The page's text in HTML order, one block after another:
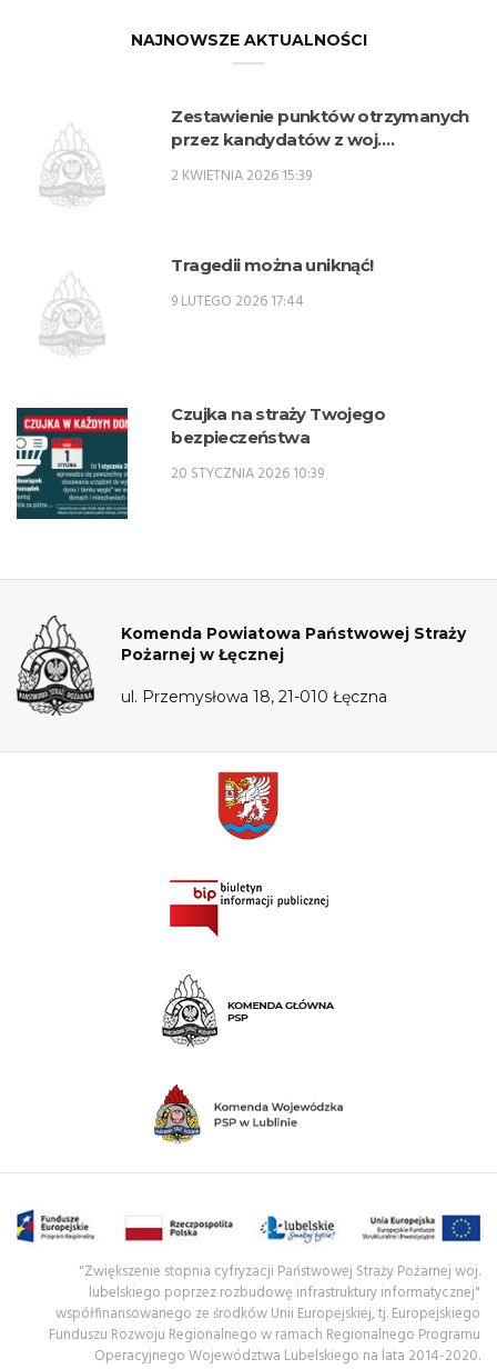
NAJNOWSZE AKTUALNOŚCI
Zestawienie punktów otrzymanych
przez kandydatów z woj.
przeszkolenie zawodowe
r. – SPO
2 KWIETNIA 2026 15:39
Tragedii można uniknąć!
9 LUTEGO 2026 17:44
Czujka na straży Twojego
bezpieczeństwa
20 STYCZNIA 2026 10:39
Komenda Powiatowa Państwowej Straży
Pożarnej w Łęcznej
ul. Przemysłowa 18, 21-010 Łęczna
"Zwiększenie stopnia cyfryzacji Państwowej Straży Pożarnej woj.
lubelskiego poprzez rozbudowę infrastruktury informatycznej"
współfinansowanego ze środków Unii Europejskiej, tj. Europejskiego
Funduszu Rozwoju Regionalnego w ramach Regionalnego Programu
Operacyjnego Województwa Lubelskiego na lata 2014-2020.